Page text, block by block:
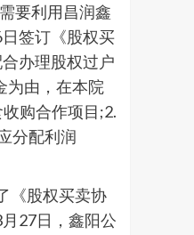
要利用昌润鑫
签订《股权买
办理股权过户
为由，在本院
购合作项目;2.
分配利润
《股权买卖协
27日，鑫阳公